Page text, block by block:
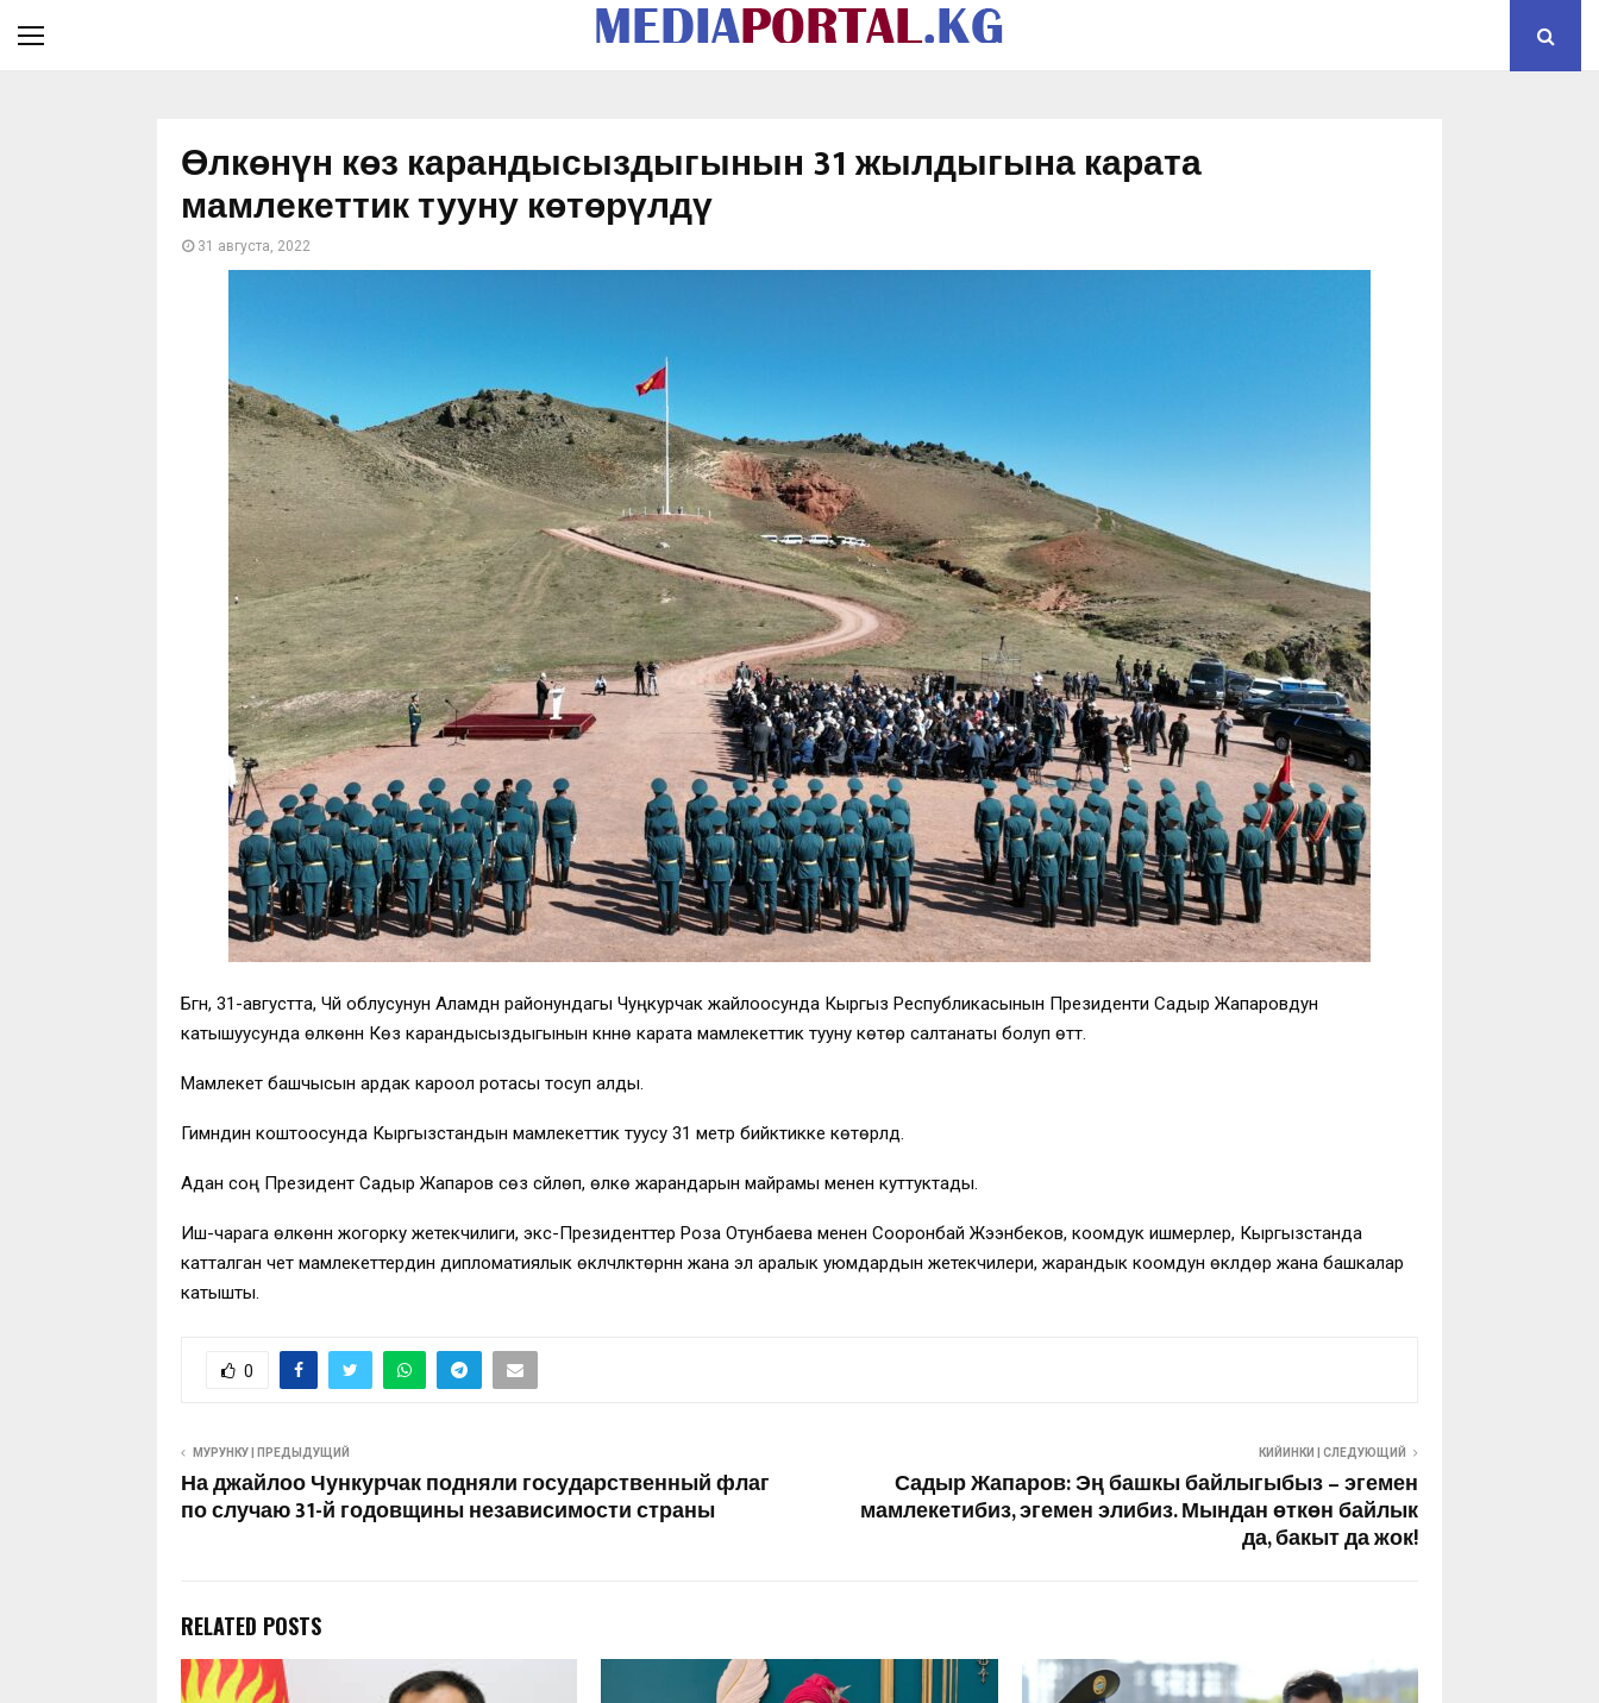
Өлкөнүн көз карандысыздыгынын 31 жылдыгына карата
мамлекеттик тууну көтөрүлдү
31 августа, 2022
Бүгүн, 31-августта, Чүй облусунун Аламүдүн районундагы Чуңкурчак жайлоосунда Кыргыз Республикасынын Президенти Садыр Жапаровдун
катышуусунда өлкөнүн Көз карандысыздыгынын күнүнө карата мамлекеттик тууну көтөрүү салтанаты болуп өттү.
Мамлекет башчысын ардак кароол ротасы тосуп алды.
Гимндин коштоосунда Кыргызстандын мамлекеттик туусу 31 метр бийктикке көтөрүлдү.
Адан соң Президент Садыр Жапаров сөз сүйлөп, өлкө жарандарын майрамы менен куттуктады.
Иш-чарага өлкөнүн жогорку жетекчилиги, экс-Президенттер Роза Отунбаева менен Сооронбай Жээнбеков, коомдук ишмерлер, Кыргызстанда
катталган чет мамлекеттердин дипломатиялык өкүлчүлүктөрүнүн жана эл аралык уюмдардын жетекчилери, жарандык коомдун өкүлдөрү жана башкалар
катышты.
0
МУРУНКУ | ПРЕДЫДУЩИЙ
На джайлоо Чункурчак подняли государственный флаг
по случаю 31-й годовщины независимости страны
КИЙИНКИ | СЛЕДУЮЩИЙ
Садыр Жапаров: Эң башкы байлыгыбыз – эгемен
мамлекетибиз, эгемен элибиз. Мындан өткөн байлык
да, бакыт да жок!
RELATED POSTS